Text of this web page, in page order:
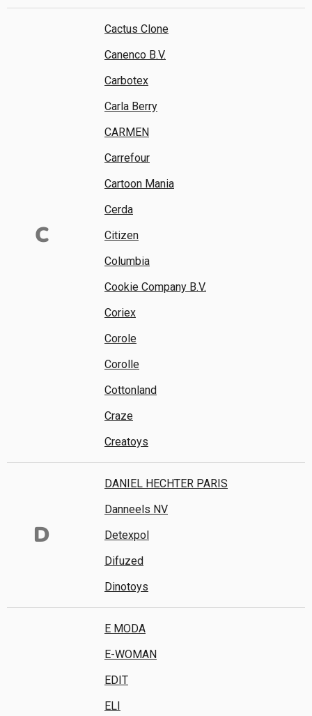
C
Cactus Clone
Canenco B.V.
Carbotex
Carla Berry
CARMEN
Carrefour
Cartoon Mania
Cerda
Citizen
Columbia
Cookie Company B.V.
Coriex
Corole
Corolle
Cottonland
Craze
Creatoys
D
DANIEL HECHTER PARIS
Danneels NV
Detexpol
Difuzed
Dinotoys
E MODA
E-WOMAN
EDIT
ELI